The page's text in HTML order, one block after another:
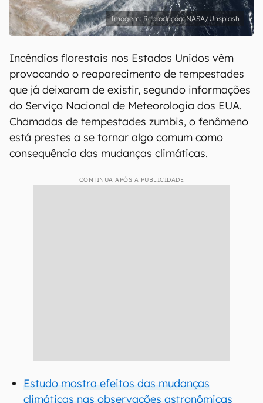
Reprodução: NASA/Unsplash
Incêndios florestais nos Estados Unidos vêm
provocando o reaparecimento de tempestades
que já deixaram de existir, segundo informações
do Serviço Nacional de Meteorologia dos EUA.
Chamadas de tempestades zumbis, o fenômeno
está prestes a se tornar algo comum como
consequência das mudanças climáticas.
CONTINUA APÓS A PUBLICIDADE
Estudo mostra efeitos das mudanças
climáticas nas observações astronômicas